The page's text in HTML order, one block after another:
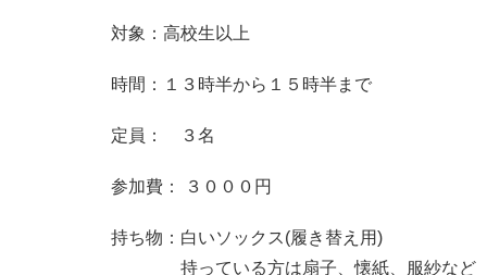
対象：高校生以上
時間：１３時半から１５時半まで
定員： ３名
参加費： ３０００円
持ち物：白いソックス(履き替え用)
持っている方は扇子、懐紙、服紗など